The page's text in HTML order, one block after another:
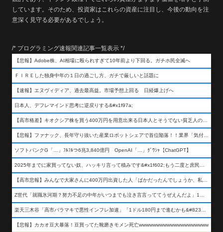
しています。そのため、投資家はこれらの資産に注目し、今後の動向を注
意深く見守る必要があるでしょう。
/* プログラミング速報関連記事一覧表示 */
【悲報】Adobe株、AI相場に殴られすぎて10年前より下回る。ガチホ民全滅へ
ＦＩＲＥした独身中年の１日の過ごし方、ガチで厳しいと話題に
【速報】エヌヴィディア、過去最高益。市場予想上回る 日経爆上げへ
日本人、デフレマインド思考に逆戻りする&#x1f97a;
【高市格差】キオクシア株を買う400万円を用意出来る日本人とそうでない貧乏人の差が超広まるって事よ
【悲報】ファナック、長年守り抜いた産業ロボットシェアで首位陥落！！業界「気付いたら一気に抜かれていた…」
ソフトバンクG「…」ﾌﾙﾌﾙつ6兆3,840億円 OpenAI「…」ｸﾞﾜｼｬ【ChatGPT】
2025年までに家買ってない奴、ハッキリ言って積みです&#x1f602;もう二度と庶民が買える値段になりません&#x1f602;&#x1f602;&#x1f602;
【高市悲報】みんなで大家さんに400万円出資した人「ばかだったんでしょうか、私は&#x1f622;」
Z世代「就職氷河期？努力不足の中年がいつまでも泣き言言っててうぜえんだよ」1万いいね
楽天三木谷「高市バラマキで悪性インフレ加速」「1ドル180円まで進むかも&#8230;もう看過できない」
【悲報】カカオ豆大暴落！豆買ってた靴磨きモメン死亡wwwwwwwwwwwwwwwwwwww